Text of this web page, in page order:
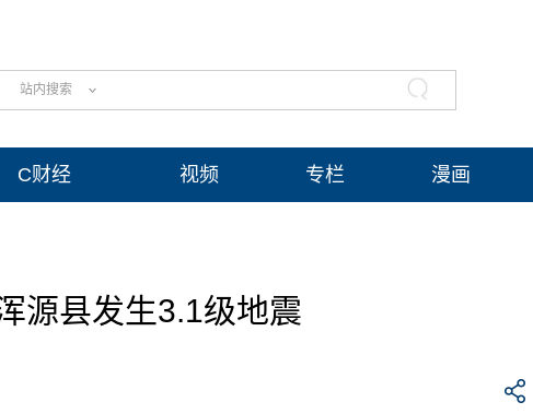
站内搜索
C财经 视频 专栏 漫画
源县发生3.1级地震